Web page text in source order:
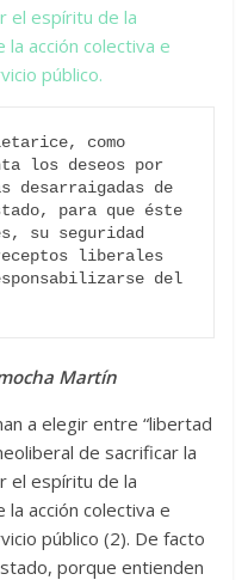
el espíritu de la
acción colectiva e
público.
como
los deseos por
desarraigadas de
para que éste
su seguridad
liberales
del
Martín
a elegir entre “libertad
de sacrificar la
el espíritu de la
acción colectiva e
público (2). De facto
porque entienden